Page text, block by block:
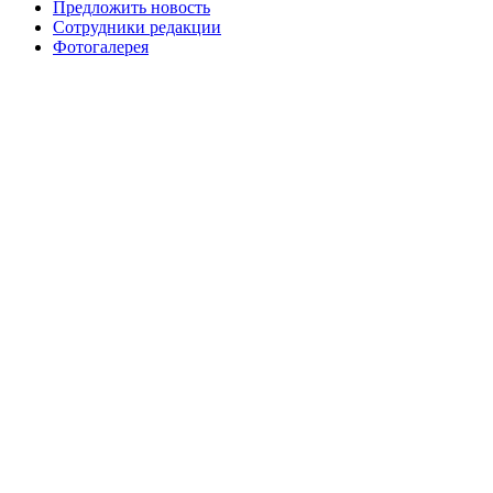
Предложить новость
Сотрудники редакции
Фотогалерея